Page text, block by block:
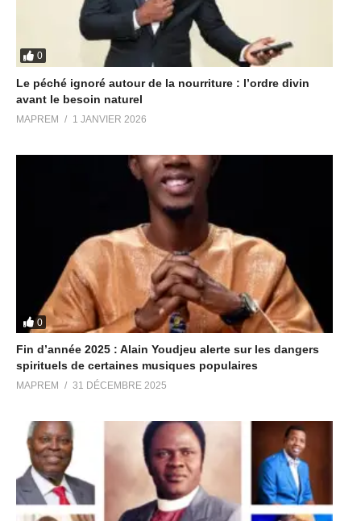
0
Le péché ignoré autour de la nourriture : l’ordre divin
avant le besoin naturel
MAPREM 1 JANVIER 2026
0
Fin d’année 2025 : Alain Youdjeu alerte sur les dangers
spirituels de certaines musiques populaires
MAPREM 31 DÉCEMBRE 2025